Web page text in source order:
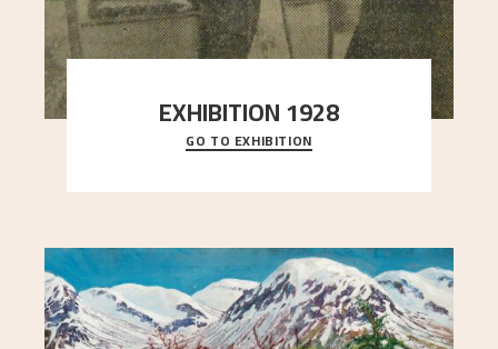
EXHIBITION 1928
When Astrup died in 1928, his friends Moritz Kaland
Simon Thorbjørnsen at the Art Society took
GO TO EXHIBITION